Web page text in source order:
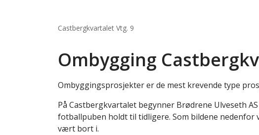
Castbergkvartalet Vtg. 9
Ombygging
Ombyggingsprosjekter er de mest krevende type
På Castbergkvartalet begynner Brødrene Ulveseth
fotballpuben holdt til tidligere. Som bildene
vært bort i.